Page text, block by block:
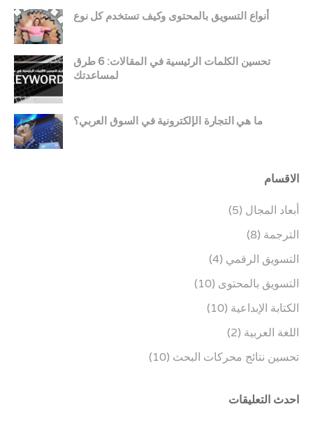
أنواع التسويق بالمحتوى وكيف تستخدم كل نوع
تحسين الكلمات الرئيسية في المقالات: 6 طرق
لمساعدتك
ما هي التجارة الإلكترونية في السوق العربي؟
الاقسام
أبعاد المجال (5)
الترجمة (8)
التسويق الرقمي (4)
التسويق بالمحتوى (10)
الكتابة الإبداعية (10)
اللغة العربية (2)
تحسين نتائج محركات البحث (10)
احدث التعليقات